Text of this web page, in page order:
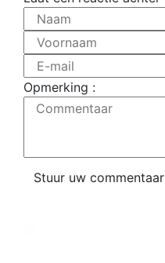
Naam
Voornaam
E-mail
Opmerking :
Commentaar
Stuur uw commentaar